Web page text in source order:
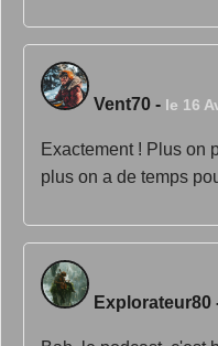
Vent70 - le 16
Exactement ! Plus on
plus on a de temps
Explorateur80